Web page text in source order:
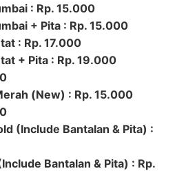
: Rp. 15.000
+ Pita : Rp. 15.000
: Rp. 17.000
+ Pita : Rp. 19.000
(New) : Rp. 15.000
(Include Bantalan & Pita) :
Bantalan & Pita) : Rp.